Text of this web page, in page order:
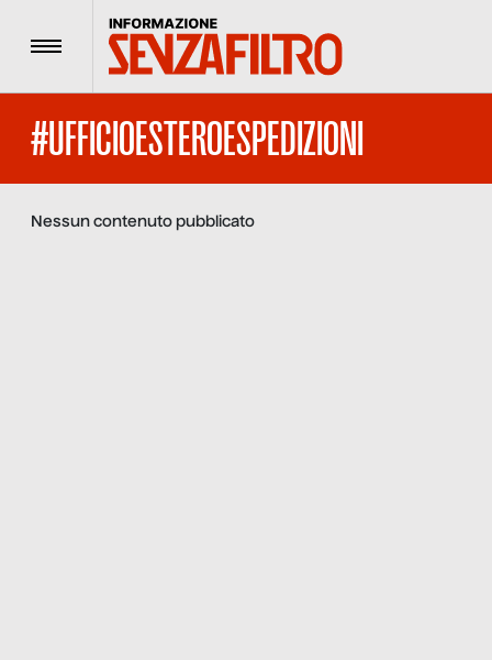
Menu
#UFFICIOESTEROESPEDIZIONI
Nessun contenuto pubblicato